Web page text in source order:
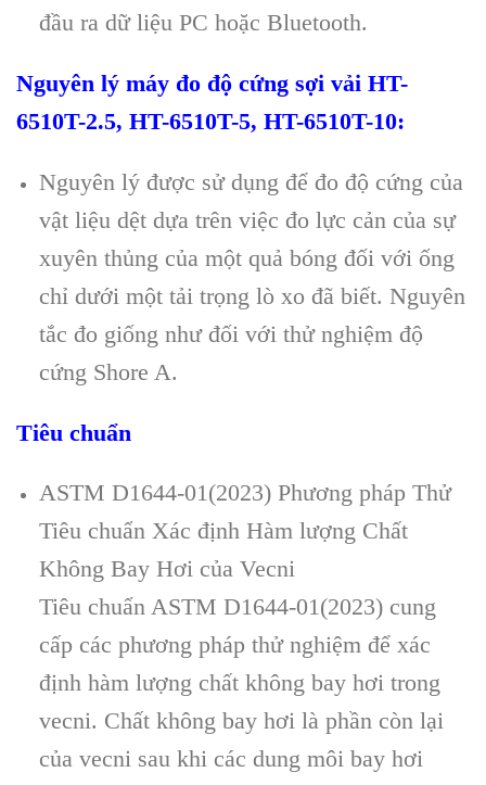
đầu ra dữ liệu PC hoặc Bluetooth.
Nguyên lý máy đo độ cứng sợi vải HT-
6510T-2.5, HT-6510T-5, HT-6510T-10:
Nguyên lýđược sử dụng để đo độ cứng của
vật liệu dệt dựa trên việc đo lực cản của sự
xuyên thủng của một quả bóng đối với ống
chỉ dưới một tải trọng lò xo đã biết. Nguyên
tắc đo giống như đối với thử nghiệm độ
cứng Shore A.
Tiêu chuẩn
ASTM D1644-01(2023) Phương pháp Thử
Tiêu chuẩn Xác định Hàm lượng Chất
Không Bay Hơi của Vecni
Tiêu chuẩn ASTM D1644-01(2023) cung
cấp các phương pháp thử nghiệm để xác
định hàm lượng chất không bay hơi trong
vecni. Chất không bay hơi là phần còn lại
của vecni sau khi các dung môi bay hơi